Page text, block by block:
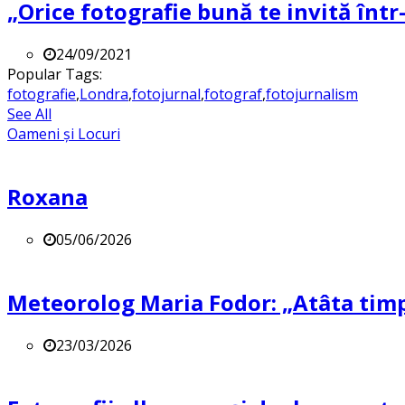
„Orice fotografie bună te invită
24/09/2021
Popular Tags:
fotografie,Londra,fotojurnal,fotograf,fotojurnalism
See All
Oameni și Locuri
Roxana
05/06/2026
Meteorolog Maria Fodor: „Atâta
23/03/2026